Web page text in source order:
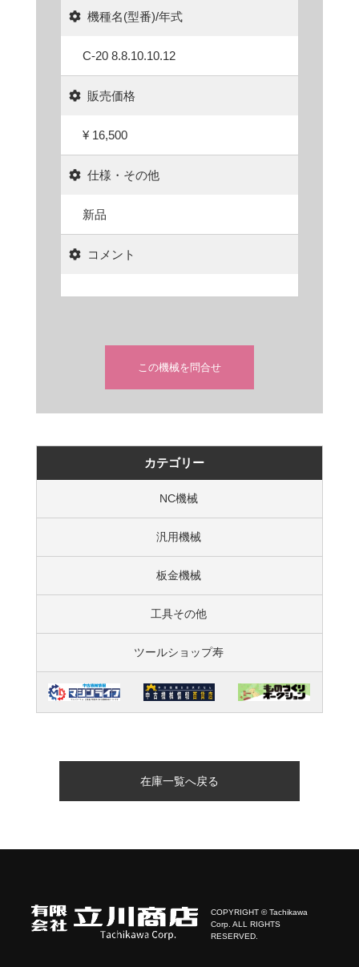
機種名(型番)/年式
C-20 8.8.10.10.12
販売価格
¥ 16,500
仕様・その他
新品
コメント
この機械を問合せ
カテゴリー
NC機械
汎用機械
板金機械
工具その他
ツールショップ寿
在庫一覧へ戻る
COPYRIGHT © Tachikawa
Corp. ALL RIGHTS
RESERVED.